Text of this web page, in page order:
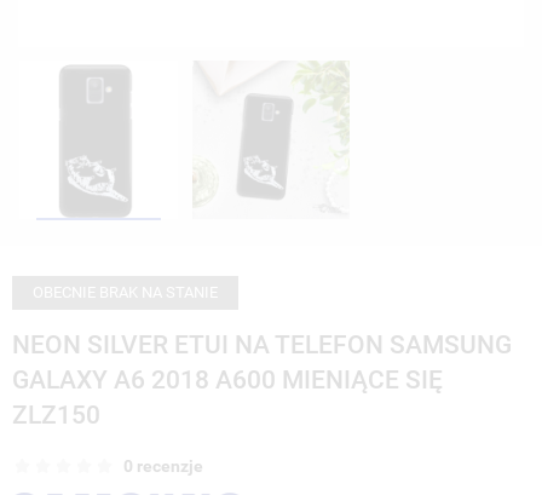
NEON SILVER ETUI NA TELEFON SAMSUNG
GALAXY A6 2018 A600 MIENIĄCE SIĘ
ZLZ150
0 recenzje